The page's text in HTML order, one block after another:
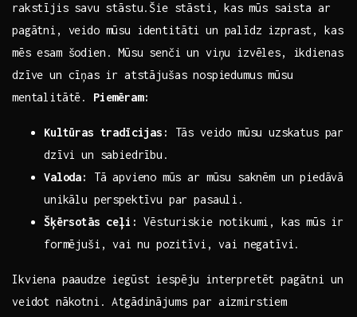
‌rakstījis ⁢savu stāstu.Šie ⁣stāsti, kas⁣ mūs ‌saista ar
pagātni, veido mūsu identitāti un palīdz izprast, kas
mēs‍ esam šodien. Mūsu senči ⁤un viņu izvēles, ikdienas
dzīve un cīņas⁣ ir atstājušas nospiedumus mūsu⁣
mentalitātē. Piemēram:
Kultūras tradīcijas:
Tās ⁢veido mūsu uzskatus par
dzīvi ​un‌ sabiedrību.
Valoda:
Tā apvieno⁢ mūs ar ‍mūsu saknēm un piedāvā⁤
unikālu perspektīvu par pasauli.
Šķērsotās ceļi: Vēsturiskie notikumi,⁢ kas mūs⁤ ir
formējuši,⁣ vai ‌nu‍ pozitīvi, vai negatīvi.
Ikviena paaudze iegūst iespēju interpretēt pagātni un
veidot nākotni. Atgādinājums ​par aizmirstiem